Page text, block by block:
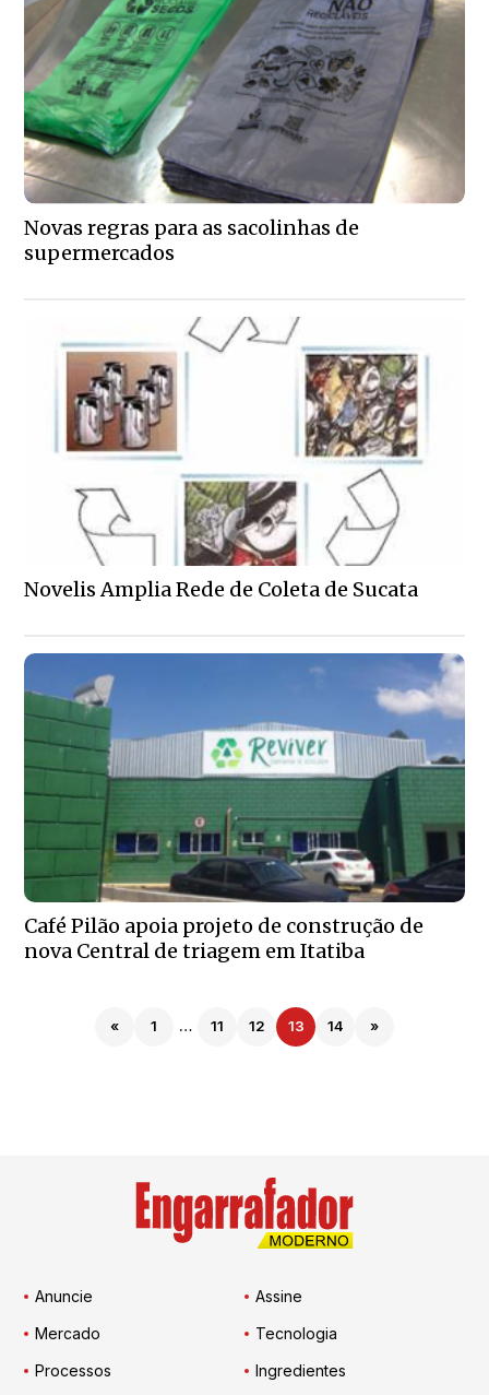
Novas regras para as sacolinhas de
supermercados
Novelis Amplia Rede de Coleta de Sucata
Café Pilão apoia projeto de construção de
nova Central de triagem em Itatiba
« 1 … 11 12 13 14 »
Anuncie
Assine
Mercado
Tecnologia
Processos
Ingredientes